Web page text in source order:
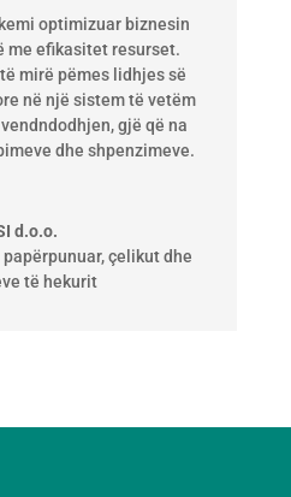
optimizuar biznesin
me efikasitet resurset.
mirë pëmes lidhjes së
në një sistem të vetëm
gjë që na
dhe shpenzimeve.
d.o.o.
çelikut dhe
të hekurit